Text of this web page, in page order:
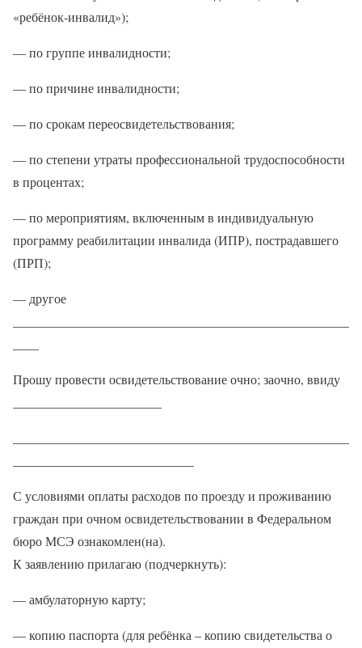
«ребёнок-инвалид»);
— по группе инвалидности;
— по причине инвалидности;
— по срокам переосвидетельствования;
— по степени утраты профессиональной трудоспособности
в процентах;
— по мероприятиям, включенным в индивидуальную
программу реабилитации инвалида (ИПР), пострадавшего
(ПРП);
— другое
Прошу провести освидетельствование очно; заочно, ввиду
С условиями оплаты расходов по проезду и проживанию
граждан при очном освидетельствовании в Федеральном
бюро МСЭ ознакомлен(на).
К заявлению прилагаю (подчеркнуть):
— амбулаторную карту;
— копию паспорта (для ребёнка – копию свидетельства о